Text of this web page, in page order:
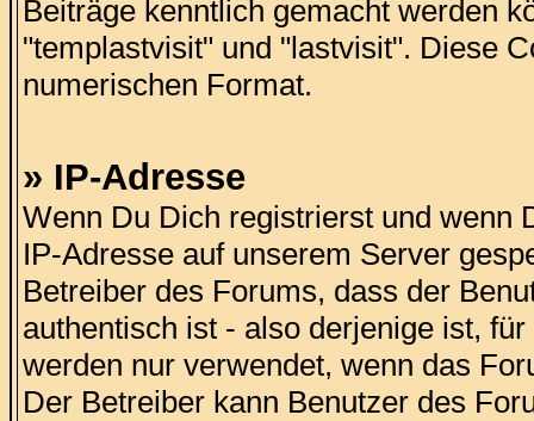
Beiträge kenntlich gemacht werden
"templastvisit" und "lastvisit". Diese
numerischen Format.
» IP-Adresse
Wenn Du Dich registrierst und wenn
IP-Adresse auf unserem Server
Betreiber des Forums, dass der
authentisch ist - also derjenige ist,
werden nur verwendet, wenn das
Der Betreiber kann Benutzer des